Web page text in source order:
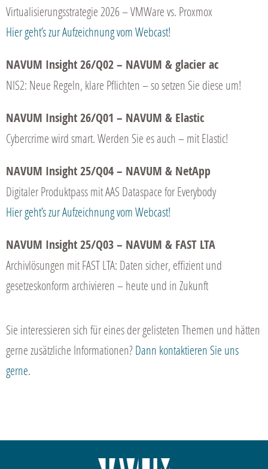
Virtualisierungsstrategie 2026 – VMWare vs. Proxmox
Hier geht’s zur Aufzeichnung vom Webcast!
NAVUM Insight 26/Q02 – NAVUM & glacier ac
NIS2: Neue Regeln, klare Pflichten – so setzen Sie diese um!
NAVUM Insight 26/Q01 – NAVUM & Elastic
Cybercrime wird smart. Werden Sie es auch – mit Elastic!
NAVUM Insight 25/Q04 – NAVUM & NetApp
Digitaler Produktpass mit AAS Dataspace for Everybody
Hier geht’s zur Aufzeichnung vom Webcast!
NAVUM Insight 25/Q03 – NAVUM & FAST LTA
Archivlösungen mit FAST LTA: Daten sicher, effizient und
gesetzeskonform archivieren – heute und in Zukunft
Sie interessieren sich für eines der gelisteten Themen und hätten
gerne zusätzliche Informationen?Dann kontaktieren Sie uns
gerne.